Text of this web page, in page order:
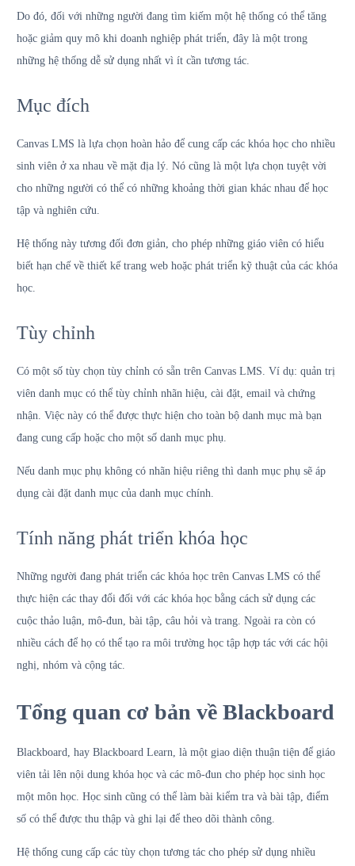
Do đó, đối với những người đang tìm kiếm một hệ thống có thể tăng
hoặc giảm quy mô khi doanh nghiệp phát triển, đây là một trong
những hệ thống dễ sử dụng nhất vì ít cần tương tác.
Mục đích
Canvas LMS là lựa chọn hoàn hảo để cung cấp các khóa học cho nhiều
sinh viên ở xa nhau về mặt địa lý. Nó cũng là một lựa chọn tuyệt vời
cho những người có thể có những khoảng thời gian khác nhau để học
tập và nghiên cứu.
Hệ thống này tương đối đơn giản, cho phép những giáo viên có hiểu
biết hạn chế về thiết kế trang web hoặc phát triển kỹ thuật của các khóa
học.
Tùy chỉnh
Có một số tùy chọn tùy chỉnh có sẵn trên Canvas LMS. Ví dụ: quản trị
viên danh mục có thể tùy chỉnh nhãn hiệu, cài đặt, email và chứng
nhận. Việc này có thể được thực hiện cho toàn bộ danh mục mà bạn
đang cung cấp hoặc cho một số danh mục phụ.
Nếu danh mục phụ không có nhãn hiệu riêng thì danh mục phụ sẽ áp
dụng cài đặt danh mục của danh mục chính.
Tính năng phát triển khóa học
Những người đang phát triển các khóa học trên Canvas LMS có thể
thực hiện các thay đổi đối với các khóa học bằng cách sử dụng các
cuộc thảo luận, mô-đun, bài tập, câu hỏi và trang. Ngoài ra còn có
nhiều cách để họ có thể tạo ra môi trường học tập hợp tác với các hội
nghị, nhóm và cộng tác.
Tổng quan cơ bản về Blackboard
Blackboard, hay Blackboard Learn, là một giao diện thuận tiện để giáo
viên tải lên nội dung khóa học và các mô-đun cho phép học sinh học
một môn học. Học sinh cũng có thể làm bài kiểm tra và bài tập, điểm
số có thể được thu thập và ghi lại để theo dõi thành công.
Hệ thống cung cấp các tùy chọn tương tác cho phép sử dụng nhiều